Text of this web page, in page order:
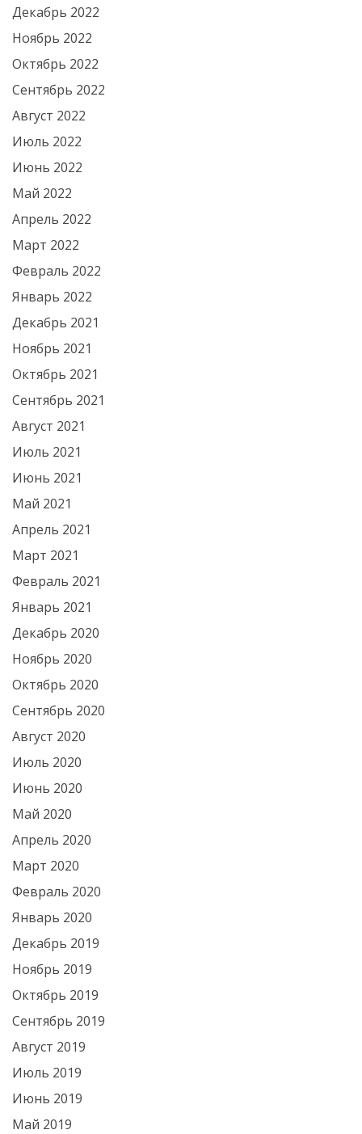
Декабрь 2022
Ноябрь 2022
Октябрь 2022
Сентябрь 2022
Август 2022
Июль 2022
Июнь 2022
Май 2022
Апрель 2022
Март 2022
Февраль 2022
Январь 2022
Декабрь 2021
Ноябрь 2021
Октябрь 2021
Сентябрь 2021
Август 2021
Июль 2021
Июнь 2021
Май 2021
Апрель 2021
Март 2021
Февраль 2021
Январь 2021
Декабрь 2020
Ноябрь 2020
Октябрь 2020
Сентябрь 2020
Август 2020
Июль 2020
Июнь 2020
Май 2020
Апрель 2020
Март 2020
Февраль 2020
Январь 2020
Декабрь 2019
Ноябрь 2019
Октябрь 2019
Сентябрь 2019
Август 2019
Июль 2019
Июнь 2019
Май 2019